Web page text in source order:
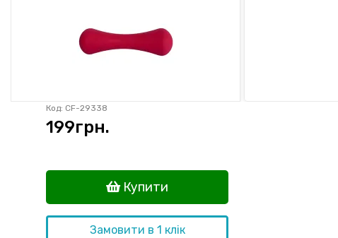
Код: CF-29338
199грн.
Купити
Замовити в 1 клік